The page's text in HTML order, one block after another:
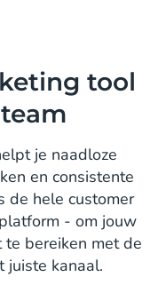
tool
je naadloze
en consistente
de hele customer
- om jouw
bereiken met de
juiste kanaal.